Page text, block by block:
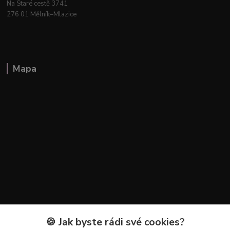
Na Staré cestě 3741
276 01 Mělník–Mlazice
Mapa
Kontakty🍪 Jak byste rádi své cookies?